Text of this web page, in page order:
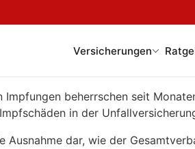
Versicherungen
beherrschen seit
in der
Ausnahme dar, wie der